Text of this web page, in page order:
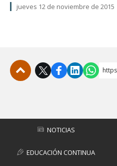
jueves 12 de noviembre de 2015
NOTICIAS
EDUCACIÓN CONTINUA